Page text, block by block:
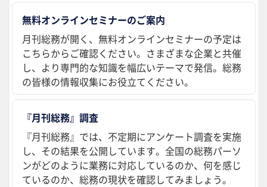
無料オンラインセミナーのご案内
月刊総務が開く、無料オンラインセミナーの予定は
こちらからご確認ください。さまざまな企業と共催
し、より専門的な知識を幅広いテーマで発信。総務
の皆様の情報収集にお役立てください。
『月刊総務』調査
『月刊総務』では、不定期にアンケート調査を実施
し、その結果を公開しています。全国の総務パーソ
ンがどのように業務に対応しているのか、何を感じ
ているのか、総務の現状を確認してみましょう。